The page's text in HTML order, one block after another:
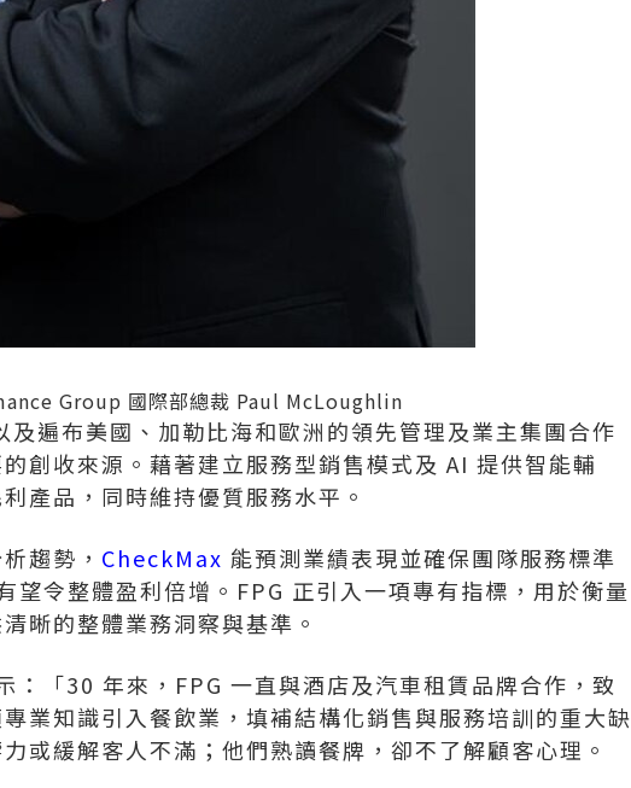
Group 國際部總裁 Paul McLoughlin
遍布美國、加勒比海和歐洲的領先管理及業主集團合作
創收來源。藉著建立服務型銷售模式及 AI 提供智能輔
產品，同時維持優質服務水平。
趨勢， CheckMax 能預測業績表現並確保團隊服務標準
令整體盈利倍增。FPG 正引入一項專有指標，用於衡量
晰的整體業務洞察與基準。
：「30 年來，FPG 一直與酒店及汽車租賃品牌合作，致
業知識引入餐飲業，填補結構化銷售與服務培訓的重大缺
或緩解客人不滿；他們熟讀餐牌，卻不了解顧客心理。